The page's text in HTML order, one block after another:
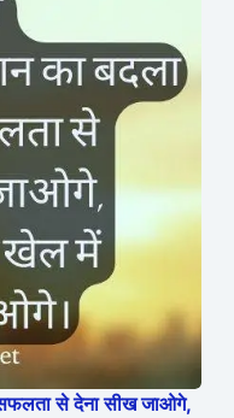
से देना सीख जाओगे,